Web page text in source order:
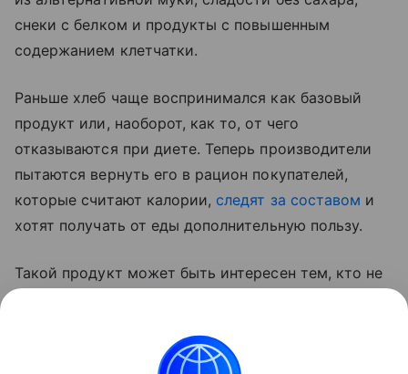
снеки с белком и продукты с повышенным
содержанием клетчатки.
Раньше хлеб чаще воспринимался как базовый
продукт или, наоборот, как то, от чего
отказываются при диете. Теперь производители
пытаются вернуть его в рацион покупателей,
которые считают калории, следят за составом и
хотят получать от еды дополнительную пользу.
Такой продукт может быть интересен тем, кто не
сытный вариант с цельнозерновой мукой,